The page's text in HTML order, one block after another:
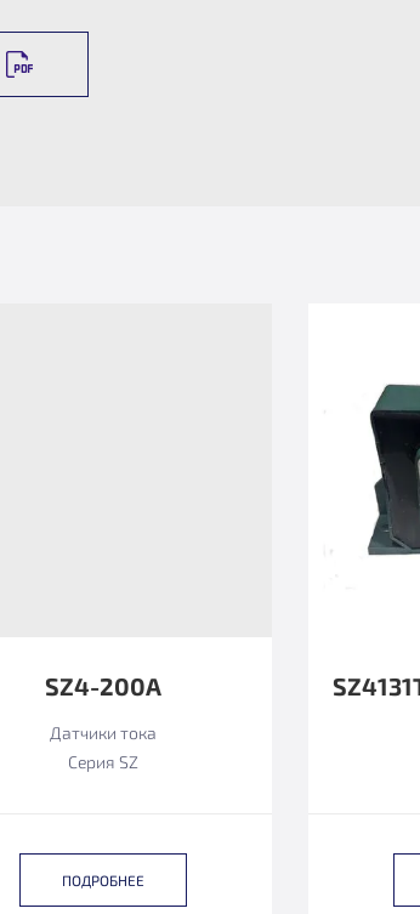
SZ4-200А
Датчики тока
Серия SZ
ПОДРОБНЕЕ